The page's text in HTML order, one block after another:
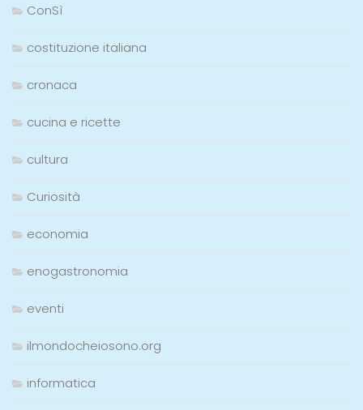
ConSì
costituzione italiana
cronaca
cucina e ricette
cultura
Curiosità
economia
enogastronomia
eventi
ilmondocheiosono.org
informatica